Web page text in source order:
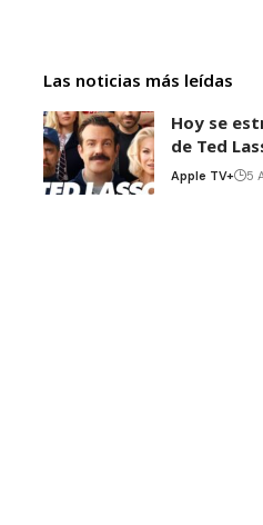
Las noticias más leídas
Hoy se
de Ted
Apple TV+ 5